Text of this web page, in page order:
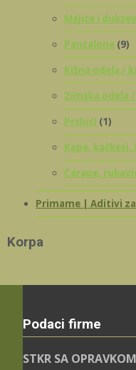
Majice i
Pantalone (9)
Kišna odela /
Zimska odela
Prsluci (1)
Kape, kačketi,
Čarape,
Primame | Aditivi
Korpa
Podaci firme
STKR SA